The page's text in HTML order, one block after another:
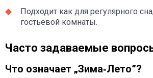
Подходит как для регулярного
гостьевой комнаты.
Часто задаваемые
Что означает „Зима‑Лето”?